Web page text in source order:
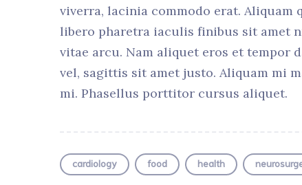
viverra, lacinia commodo erat.
libero pharetra iaculis finibus sit amet
vitae arcu. Nam aliquet eros et tempor
vel, sagittis sit amet justo. Aliquam mi
mi. Phasellus porttitor cursus aliquet.
cardiology food health